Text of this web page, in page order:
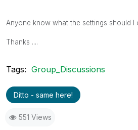
Anyone know what the settings should I
Thanks ....
Tags: Group_Discussions
Ditto - same here!
551 Views